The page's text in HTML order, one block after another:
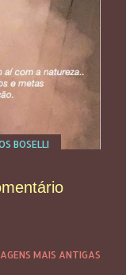
BOSELLI
MAIS ANTIGAS